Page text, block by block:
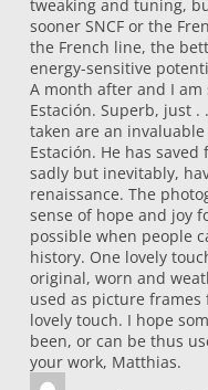
tweaking and tuning,
sooner SNCF or the
the French line, the
energy-sensitive
A month after and I
Estación. Superb, just .
taken are an
Estación. He has
sadly but inevitably,
renaissance. The
sense of hope and joy
possible when people
history. One lovely
original, worn and
used as picture frames
lovely touch. I hope
been, or can be thus
your work, Matthias.